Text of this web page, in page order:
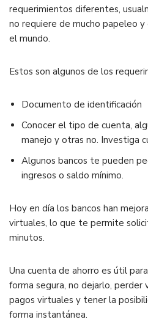
requerimientos diferentes,
no requiere de mucho papeleo
el mundo.
Estos son algunos de los
Documento de identificación
Conocer el tipo de cuenta,
manejo y otras no. Investiga
Algunos bancos te pueden
ingresos o saldo mínimo.
Hoy en día los bancos han
virtuales, lo que te permite
minutos.
Una cuenta de ahorro es útil
forma segura, no dejarlo, perder
pagos virtuales y tener la
forma instantánea.